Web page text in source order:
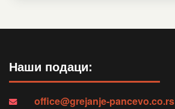
Наши подаци:
office@grejanje-pancevo.co.rs